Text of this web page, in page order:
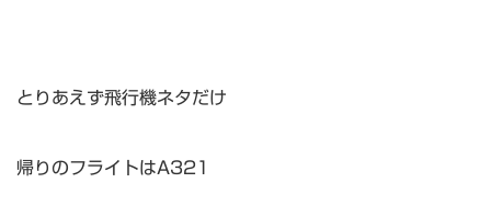
とりあえず飛行機ネタだけ
帰りのフライトはA321